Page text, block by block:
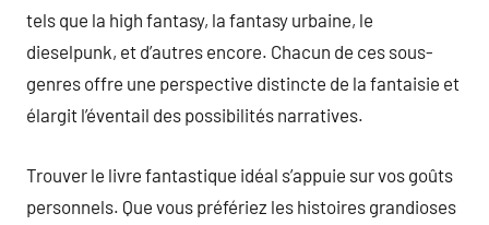
tels que la high fantasy, la fantasy urbaine, le
dieselpunk, et d’autres encore. Chacun de ces sous-
genres offre une perspective distincte de la fantaisie et
élargit l’éventail des possibilités narratives.
Trouver le livre fantastique idéal s’appuie sur vos goûts
personnels. Que vous préfériez les histoires grandioses